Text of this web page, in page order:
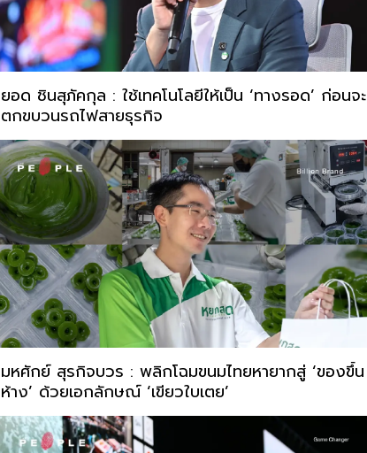
ยอด ชินสุภัคกุล : ใช้เทคโนโลยีให้เป็น ‘ทางรอด’ ก่อนจะ
ตกขบวนรถไฟสายธุรกิจ
มหศักย์ สุรกิจบวร : พลิกโฉมขนมไทยหายากสู่ ‘ของขึ้น
ห้าง’ ด้วยเอกลักษณ์ ‘เขียวใบเตย’